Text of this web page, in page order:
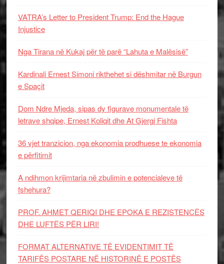
VATRA’s Letter to President Trump: End the Hague
Injustice
Nga Tirana në Kukaj për të parë “Lahuta e Malësisë”
Kardinali Ernest Simoni rikthehet si dëshmitar në Burgun
e Spaçit
Dom Ndre Mjeda, sipas dy figurave monumentale të
letrave shqipe, Ernest Koliqit dhe At Gjergj Fishta
36 vjet tranzicion, nga ekonomia prodhuese te ekonomia
e përfitimit
A ndihmon krijimtaria në zbulimin e potencialeve të
fshehura?
PROF. AHMET QERIQI DHE EPOKA E REZISTENCЁS
DHE LUFTЁS PЁR LIRI!
FORMAT ALTERNATIVE TË EVIDENTIMIT TË
TARIFËS POSTARE NË HISTORINË E POSTËS